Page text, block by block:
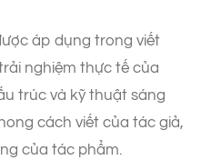
áp dụng trong viết
nghiệm thực tế của
trúc và kỹ thuật sáng
cách viết của tác giả,
của tác phẩm.